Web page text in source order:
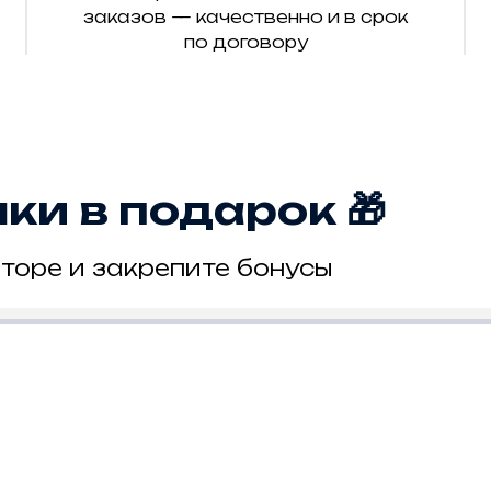
заказов — качественно и в срок
по договору
в подарок 🎁
и закрепите бонусы